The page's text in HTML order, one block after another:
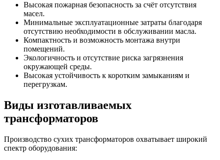
Высокая пожарная безопасность за счёт отсутствия
масел.
Минимальные эксплуатационные затраты благодаря
отсутствию необходимости в обслуживании масла.
Компактность и возможность монтажа внутри
помещений.
Экологичность и отсутствие риска загрязнения
окружающей среды.
Высокая устойчивость к коротким замыканиям и
перегрузкам.
Виды изготавливаемых
трансформаторов
Производство сухих трансформаторов охватывает широкий
спектр оборудования: